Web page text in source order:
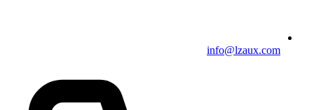
info@lzaux.com